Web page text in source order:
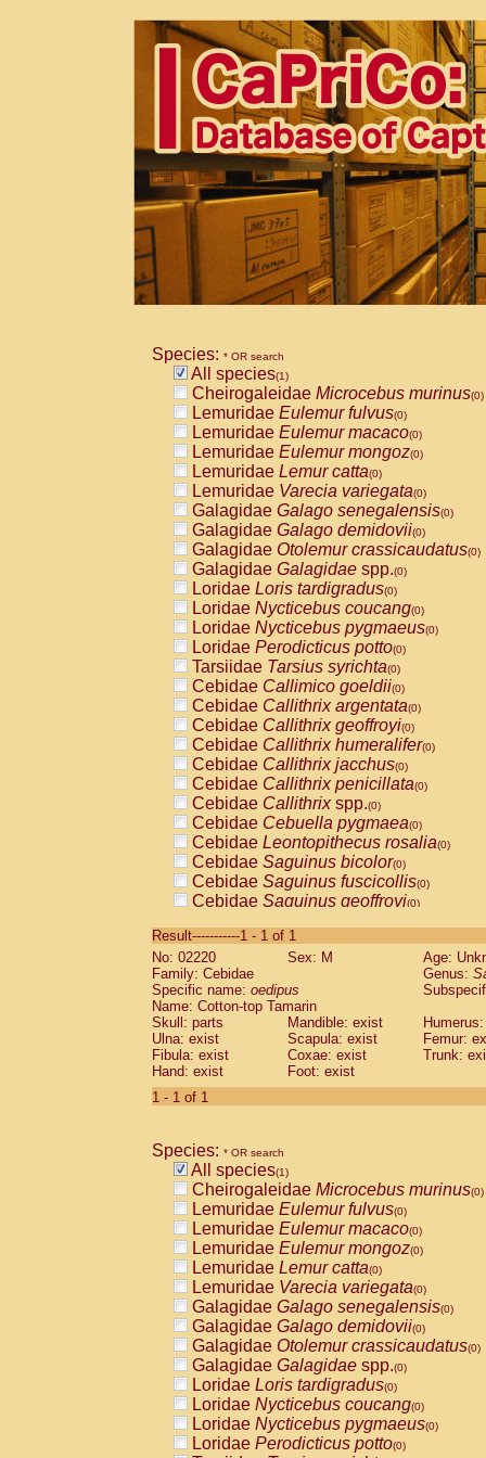
Species: * OR search
All species(1)
Cheirogaleidae Microcebus murinus(0)
Lemuridae Eulemur fulvus(0)
Lemuridae Eulemur macaco(0)
Lemuridae Eulemur mongoz(0)
Lemuridae Lemur catta(0)
Lemuridae Varecia variegata(0)
Galagidae Galago senegalensis(0)
Galagidae Galago demidovii(0)
Galagidae Otolemur crassicaudatus(0)
Galagidae Galagidae spp.(0)
Loridae Loris tardigradus(0)
Loridae Nycticebus coucang(0)
Loridae Nycticebus pygmaeus(0)
Loridae Perodicticus potto(0)
Tarsiidae Tarsius syrichta(0)
Cebidae Callimico goeldii(0)
Cebidae Callithrix argentata(0)
Cebidae Callithrix geoffroyi(0)
Cebidae Callithrix humeralifer(0)
Cebidae Callithrix jacchus(0)
Cebidae Callithrix penicillata(0)
Cebidae Callithrixspp.(0)
Cebidae Cebuella pygmaea(0)
Cebidae Leontopithecus rosalia(0)
Cebidae Saguinus bicolor(0)
Cebidae Saguinus fuscicollis(0)
Cebidae Saguinus geoffroyi(0)
CebidaeSaguinus labiatus(0)
Cebidae Saguinus leucopus (0)
Cebidae
CebidaeSaguinus mystax
Cebidae Saguinus nigricollis (0)
Cebidae Saguinus oedipus
Cebidae Saguinus weddelli
Cebidae Saguinusspp.
Cebidae
CebidaeCebus capucinus
CebidaeCebus nigrivittatus
CebidaeCebus spp.(0)
CebidaeSaimiri boliviensis(0)
CebidaeSaimiri sciureus(0)
AtelidaeAlouatta caraya(0)
AtelidaeAlouatta fusca(0)
AtelidaeAlouatta seniculus(0)
AtelidaeAlouattaspp.(0)
AtelidaeAteles belzebuth(0)
AtelidaeAteles geoffroyi(0)
AtelidaeAteles paniscus(0)
AtelidaeAtelesspp.(0)
AtelidaeLagothrix lagothricha(0)
AtelidaeLagothrix lagothricha cana
PitheciidaeCacajao calvus
Result-----------1 - 1 of 1
No: 02220
Sex: M
Age:
Family: Cebidae
Genus:
Specific name: oedipus
Name: Cotton-top Tamarin
Skull: parts
Mandible: exist
Ulna: exist
Scapula: exist
Femur:
Fibula: exist
Coxae: exist
Trunk:
Hand: exist
Foot: exist
1 - 1 of 1
Species: * OR search
All species(1)
Cheirogaleidae Microcebus murinus(0)
Lemuridae Eulemur fulvus(0)
Lemuridae Eulemur macaco(0)
Lemuridae Eulemur mongoz(0)
Lemuridae Lemur catta(0)
Lemuridae Varecia variegata(0)
Galagidae Galago senegalensis(0)
Galagidae Galago demidovii(0)
Galagidae Otolemur crassicaudatus(0)
Galagidae Galagidae spp.(0)
Loridae Loris tardigradus(0)
Loridae Nycticebus coucang(0)
Loridae Nycticebus pygmaeus(0)
Loridae Perodicticus potto(0)